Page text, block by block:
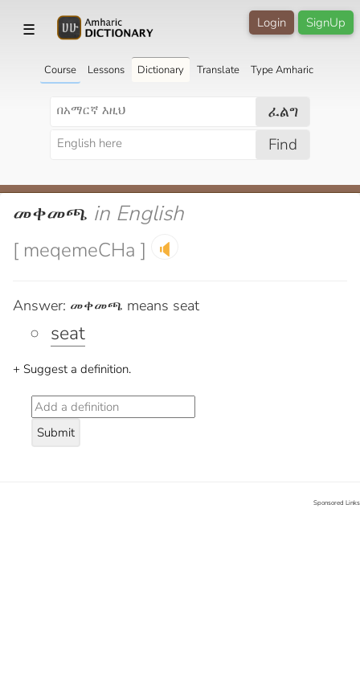
☰ SignUp
Login
Course Lessons Dictionary Translate Type Amharic
ፈልግ
Find
መቀመጫ in English
[ meqemeCHa ] 🔈
Answer: መቀመጫ means seat
seat
+ Suggest a definition.
Submit
Sponsored Links